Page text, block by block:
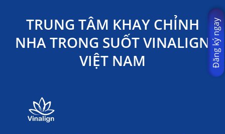
TRUNG TÂM KHAY CHỈNH
NHA TRONG SUỐT VINALIGN
VIỆT NAM
Đăng ký ngay